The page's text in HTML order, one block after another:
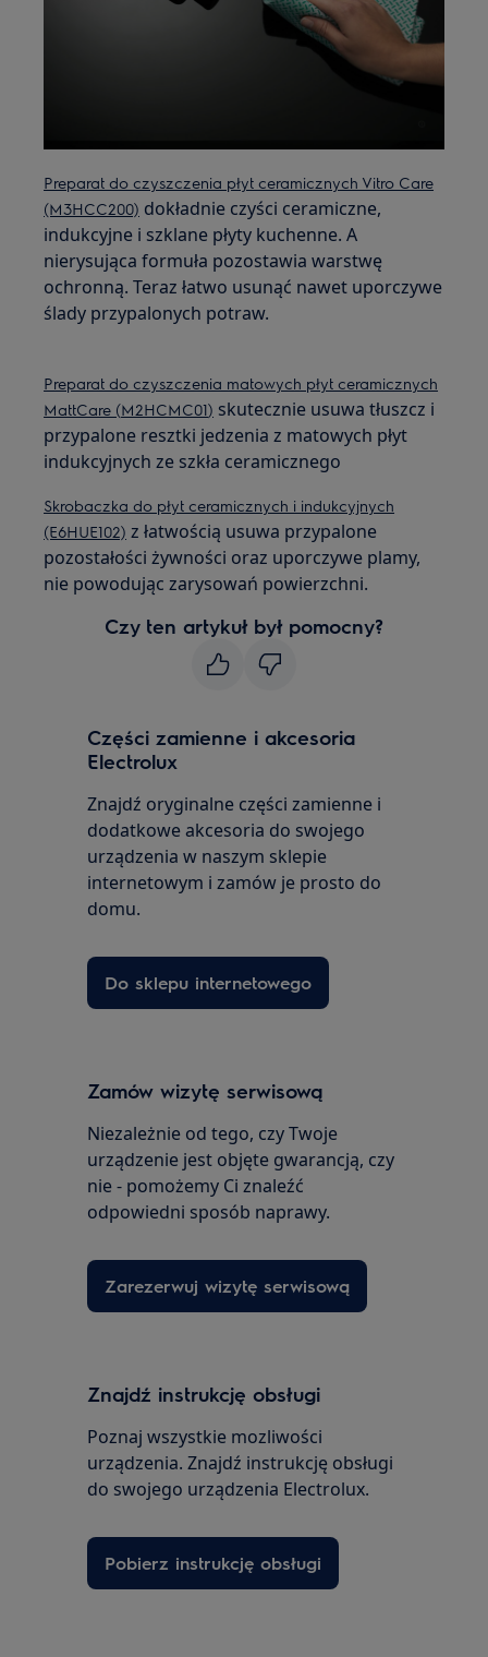
Preparat do czyszczenia płyt ceramicznych Vitro Care
(M3HCC200) dokładnie czyści ceramiczne,
indukcyjne i szklane płyty kuchenne. A
nierysująca formuła pozostawia warstwę
ochronną. Teraz łatwo usunąć nawet uporczywe
ślady przypalonych potraw.
Preparat do czyszczenia matowych płyt ceramicznych
MattCare (M2HCMC01) skutecznie usuwa tłuszcz i
przypalone resztki jedzenia z matowych płyt
indukcyjnych ze szkła ceramicznego
Skrobaczka do płyt ceramicznych i indukcyjnych
(E6HUE102) z łatwością usuwa przypalone
pozostałości żywności oraz uporczywe plamy,
nie powodując zarysowań powierzchni.
Czy ten artykuł był pomocny?
Części zamienne i akcesoria
Electrolux
Znajdź oryginalne części zamienne i
dodatkowe akcesoria do swojego
urządzenia w naszym sklepie
internetowym i zamów je prosto do
domu.
Do sklepu internetowego
Zamów wizytę serwisową
Niezależnie od tego, czy Twoje
urządzenie jest objęte gwarancją, czy
nie - pomożemy Ci znaleźć
odpowiedni sposób naprawy.
Zarezerwuj wizytę serwisową
Znajdź instrukcję obsługi
Poznaj wszystkie mozliwości
urządzenia. Znajdź instrukcję obsługi
do swojego urządzenia Electrolux.
Pobierz instrukcję obsługi